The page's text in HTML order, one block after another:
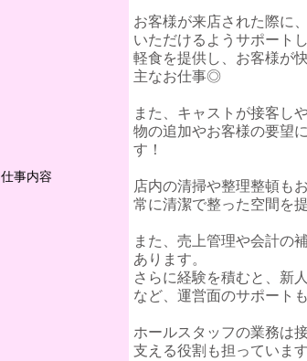
仕事内容
お客様が来店された際に
いただけるようサポート
軽食を提供し、お客様が
主なお仕事◎
また、キャストが接客し
物の追加やお客様の要望
す！
店内の清掃や整理整頓も
常に清潔で整った空間を
また、売上管理や会計の
あります。
さらに経験を積むと、新
など、運営面のサポート
ホールスタッフの業務は
支える役割も担っていま